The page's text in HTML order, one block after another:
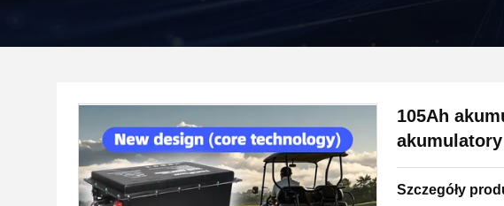
105Ah
Szczegóły